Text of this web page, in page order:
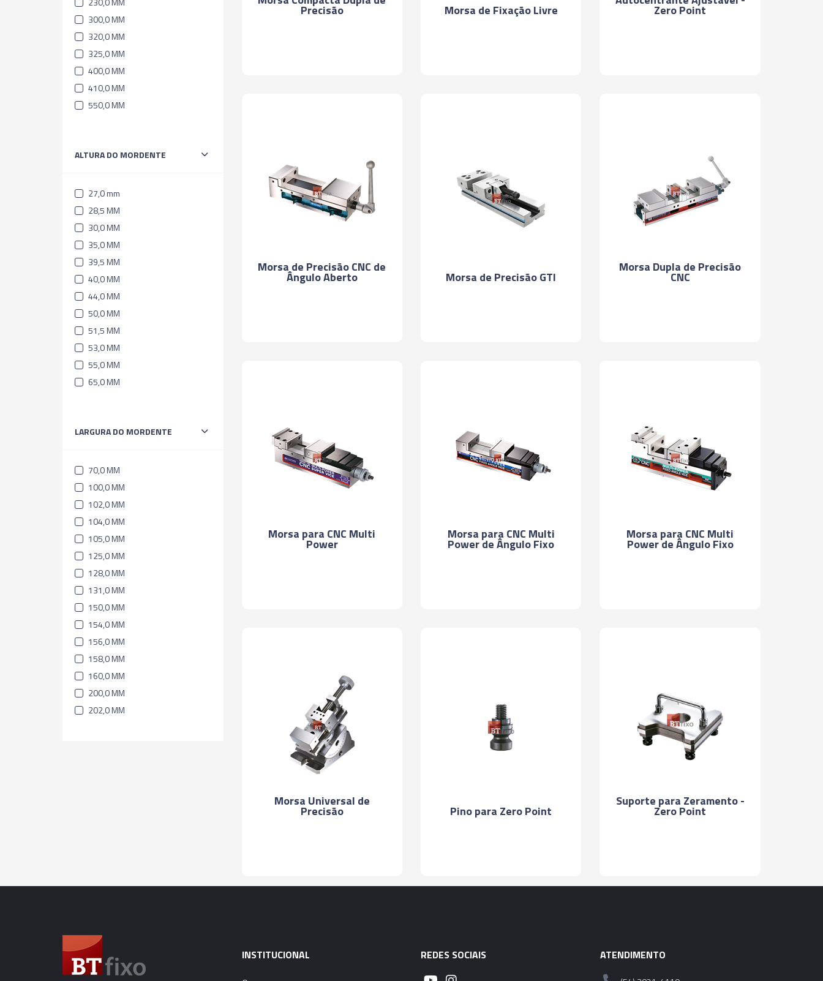
300,0 MM
320,0 MM
325,0 MM
400,0 MM
410,0 MM
550,0 MM
ALTURA DO MORDENTE
27,0 mm
28,5 MM
30,0 MM
35,0 MM
39,5 MM
40,0 MM
44,0 MM
50,0 MM
51,5 MM
53,0 MM
55,0 MM
65,0 MM
LARGURA DO MORDENTE
70,0 MM
100,0 MM
102,0 MM
104,0 MM
105,0 MM
125,0 MM
128,0 MM
131,0 MM
150,0 MM
154,0 MM
156,0 MM
158,0 MM
160,0 MM
200,0 MM
202,0 MM
Precisão Morsa de Fixação Livre Zero Point
Morsa de Precisão CNC de
Ângulo Aberto Morsa de Precisão GTI
Morsa Dupla de Precisão
CNC
Morsa para CNC Multi
Power
Morsa para CNC Multi
Power de Ângulo Fixo
Morsa para CNC Multi
Power de Ângulo Fixo
Morsa Universal de
Precisão Pino para Zero Point
Suporte para Zeramento -
Zero Point
INSTITUCIONAL REDES SOCIAIS ATENDIMENTO